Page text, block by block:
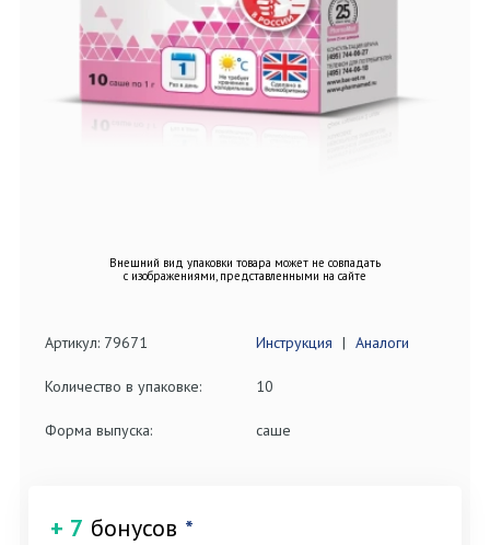
Внешний вид упаковки товара может не совпадать
с изображениями, представленными на сайте
Артикул: 79671 Инструкция | Аналоги
Количество в упаковке: 10
Форма выпуска: саше
+ 7 бонусов *